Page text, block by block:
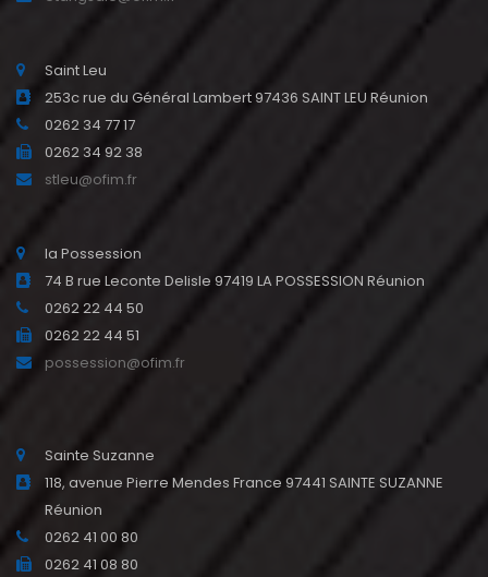
Saint Leu
253c rue du Général Lambert 97436 SAINT LEU Réunion
0262 34 77 17
0262 34 92 38
stleu@ofim.fr
la Possession
74 B rue Leconte Delisle 97419 LA POSSESSION Réunion
0262 22 44 50
0262 22 44 51
possession@ofim.fr
Sainte Suzanne
118, avenue Pierre Mendes France 97441 SAINTE SUZANNE
Réunion
0262 41 00 80
0262 41 08 80